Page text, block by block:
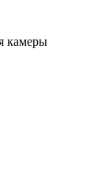
камеры